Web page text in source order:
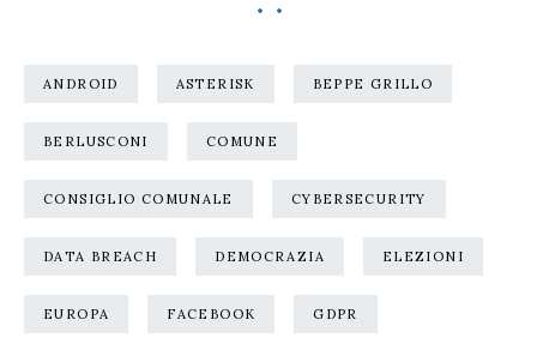
ANDROID ASTERISK BEPPE GRILLO
BERLUSCONI COMUNE
CONSIGLIO COMUNALE CYBERSECURITY
DATA BREACH DEMOCRAZIA ELEZIONI
EUROPA FACEBOOK GDPR